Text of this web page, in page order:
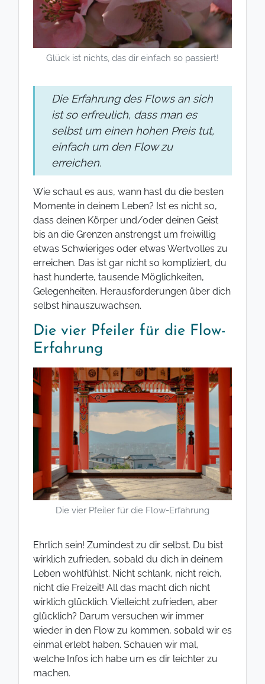
Glück ist nichts, das dir einfach so passiert!
Die Erfahrung des Flows an sich
ist so erfreulich, dass man es
selbst um einen hohen Preis tut,
einfach um den Flow zu
erreichen.
Wie schaut es aus, wann hast du die besten
Momente in deinem Leben? Ist es nicht so,
dass deinen Körper und/oder deinen Geist
bis an die Grenzen anstrengst um freiwillig
etwas Schwieriges oder etwas Wertvolles zu
erreichen. Das ist gar nicht so kompliziert, du
hast hunderte, tausende Möglichkeiten,
Gelegenheiten, Herausforderungen über dich
selbst hinauszuwachsen.
Die vier Pfeiler für die Flow-
Erfahrung
Die vier Pfeiler für die Flow-Erfahrung
Ehrlich sein! Zumindest zu dir selbst. Du bist
wirklich zufrieden, sobald du dich in deinem
Leben wohlfühlst. Nicht schlank, nicht reich,
nicht die Freizeit! All das macht dich nicht
wirklich glücklich. Vielleicht zufrieden, aber
glücklich? Darum versuchen wir immer
wieder in den Flow zu kommen, sobald wir es
einmal erlebt haben. Schauen wir mal,
welche Infos ich habe um es dir leichter zu
machen.